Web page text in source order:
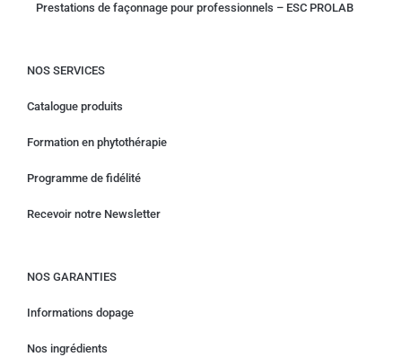
Prestations de façonnage pour professionnels – ESC PROLAB
NOS SERVICES
Catalogue produits
Formation en phytothérapie
Programme de fidélité
Recevoir notre Newsletter
NOS GARANTIES
Informations dopage
Nos ingrédients